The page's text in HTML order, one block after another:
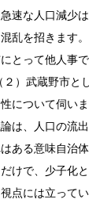
速な人口減少
乱を招きます
とって他人事
２）武蔵野市と
について伺い
は、人口の流
ある意味自治
けで、少子化
点には立って